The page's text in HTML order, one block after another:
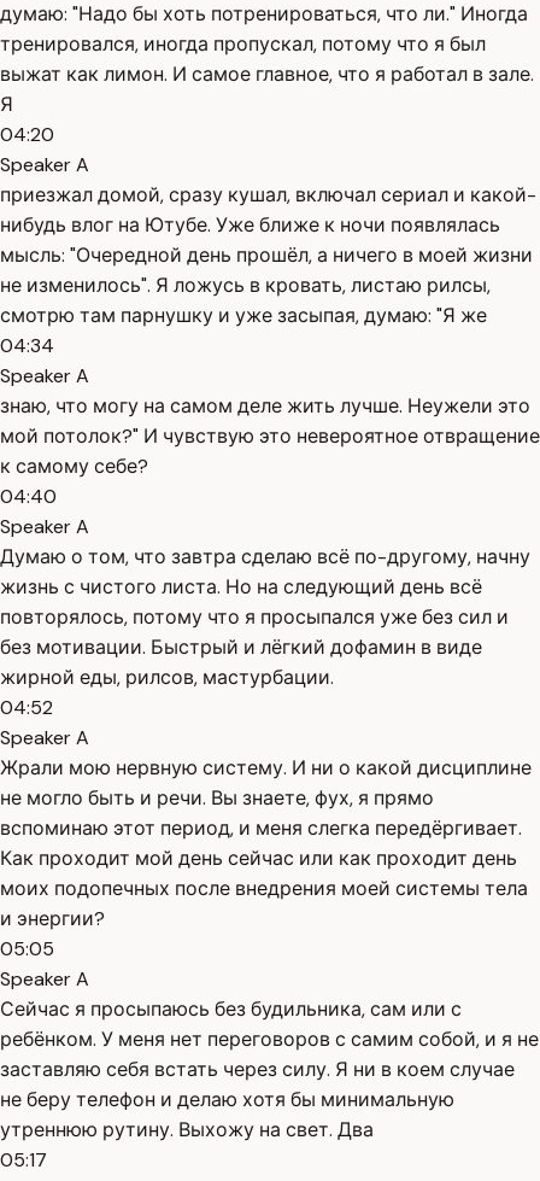
думаю: "Надо бы хоть потренироваться, что ли." Иногда
тренировался, иногда пропускал, потому что я был
выжат как лимон. И самое главное, что я работал в зале.
Я
04:20
Speaker A
приезжал домой, сразу кушал, включал сериал и какой-
нибудь влог на Ютубе. Уже ближе к ночи появлялась
мысль: "Очередной день прошёл, а ничего в моей жизни
не изменилось". Я ложусь в кровать, листаю рилсы,
смотрю там парнушку и уже засыпая, думаю: "Я же
04:34
Speaker A
знаю, что могу на самом деле жить лучше. Неужели это
мой потолок?" И чувствую это невероятное отвращение
к самому себе?
04:40
Speaker A
Думаю о том, что завтра сделаю всё по-другому, начну
жизнь с чистого листа. Но на следующий день всё
повторялось, потому что я просыпался уже без сил и
без мотивации. Быстрый и лёгкий дофамин в виде
жирной еды, рилсов, мастурбации.
04:52
Speaker A
Жрали мою нервную систему. И ни о какой дисциплине
не могло быть и речи. Вы знаете, фух, я прямо
вспоминаю этот период, и меня слегка передёргивает.
Как проходит мой день сейчас или как проходит день
моих подопечных после внедрения моей системы тела
и энергии?
05:05
Speaker A
Сейчас я просыпаюсь без будильника, сам или с
ребёнком. У меня нет переговоров с самим собой, и я не
заставляю себя встать через силу. Я ни в коем случае
не беру телефон и делаю хотя бы минимальную
утреннюю рутину. Выхожу на свет. Два
05:17